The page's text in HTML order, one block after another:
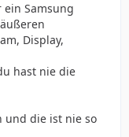
Samsung
Display,
hast nie die
und die ist nie so